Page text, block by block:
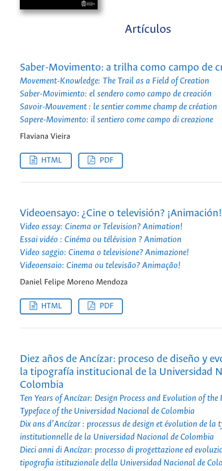
Artículos
Saber-Movimento: a trilha como campo de
Movement-Knowledge: The Trail as a Field of Creation
Saber-Movimiento: el sendero como campo de creación
Savoir-Mouvement : le sentier comme champ de création
Sapere-Movimento: il sentiero come campo di creazione
Flaviana Vieira
HTML PDF
Videoensayo: ¿Cine o televisión? ¡Animación!
Video essay: Cinema or Television? Animation!
Essai vidéo : Cinéma ou télévision ? Animation
Video saggio: Cinema o televisione? Animazione!
Videoensaio: Cinema ou televisão? Animação!
Daniel Felipe Moreno Mendoza
HTML PDF
Diez años de Ancízar: proceso de diseño y
la tipografía institucional de la Universidad
Colombia
Ten Years of Ancízar: Design Process and Evolution of
Typeface of the Universidad Nacional de Colombia
Dix ans d’Ancízar : processus de design et évolution de la
institutionnelle de la Universidad Nacional de Colombia
Dieci anni di Ancízar: processo di progettazione ed
tipografia istituzionale della Universidad Nacional de